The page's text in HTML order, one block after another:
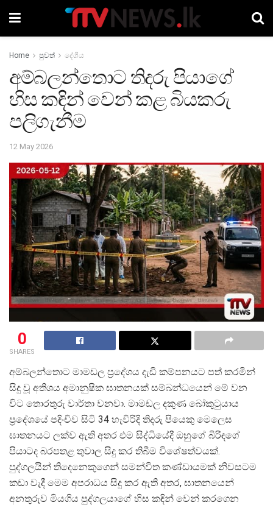
Home පුවත් දේශීය
අම්බලන්තොට තිදරු පියාගේ
හිස කඳින් වෙන් කළ බියකරු
පලිගැනීම
12 May 2026
0
SHARES
අම්බලන්තොට මාමඩල ප්රදේශය දැඩි කම්පනයට පත් කරමින්
සිදු වූ අතිශය අමානුෂික ඝාතනයක් සම්බන්ධයෙන් මේ වන
විට තොරතුරු වාර්තා වනවා. මාමඩල දකුණ බෝකුටුයාය
ප්රදේශයේ පදිංචිව සිටි 34 හැවිරිදි තිදරු පියෙකු මෙලෙස
ඝාතනයට ලක්ව ඇති අතර එම සිද්ධියේදී ඔහුගේ බිරිඳගේ
පියාටද බරපතළ තුවාල සිදු කර තිබීම විශේෂත්වයක්.
පුද්ගලයින් තිදෙනෙකුගෙන් සමන්විත කණ්ඩායමක් නිවසටම
කඩා වැදී මෙම අපරාධය සිදු කර ඇති අතර, ඝාතනයෙන්
අනතුරුව මියගිය පුද්ගලයාගේ හිස කඳින් වෙන් කරගෙන